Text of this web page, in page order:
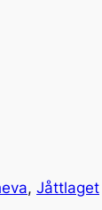
, Jåttlaget